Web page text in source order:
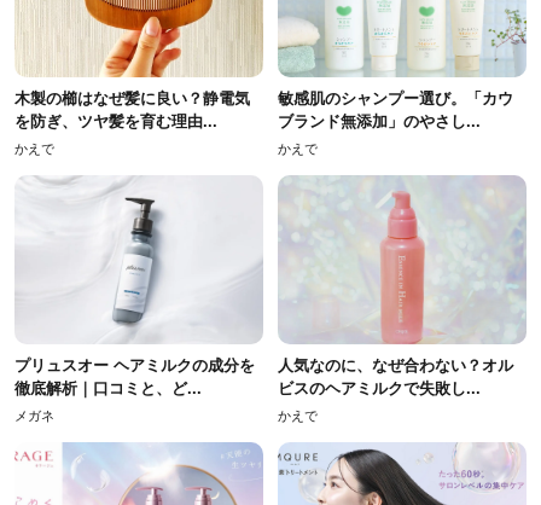
木製の櫛はなぜ髪に良い？静電気
を防ぎ、ツヤ髪を育む理由...
かえで
敏感肌のシャンプー選び。「カウ
ブランド無添加」のやさし...
かえで
プリュスオー ヘアミルクの成分を
徹底解析｜口コミと、ど...
メガネ
人気なのに、なぜ合わない？オル
ビスのヘアミルクで失敗し...
かえで